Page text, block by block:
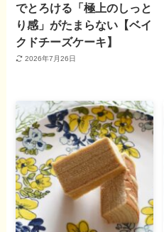
でとろける「極上のしっと
り感」がたまらない【ベイ
クドチーズケーキ】
2026年7月26日